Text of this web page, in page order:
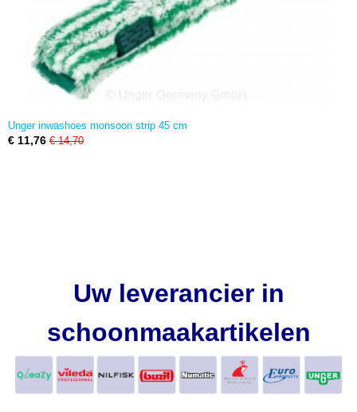
Unger inwashoes monsoon strip 45 cm
€ 11,76 € 14,70
Uw leverancier in
schoonmaakartikelen